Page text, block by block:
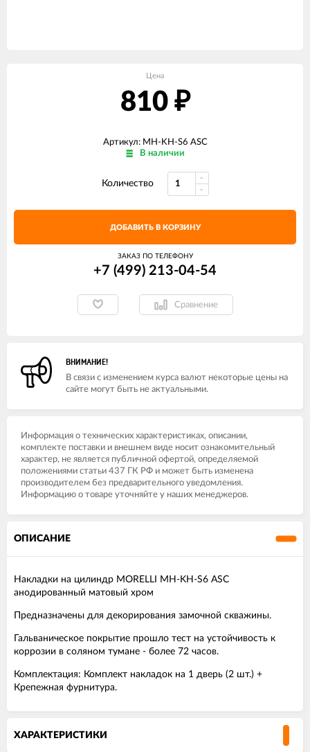
Цена
810 ₽
Артикул: MH-KH-S6 ASC
В наличии
Количество
ДОБАВИТЬ В КОРЗИНУ
ЗАКАЗ ПО ТЕЛЕФОНУ
+7 (499) 213-04-54​
Сравнение
ВНИМАНИЕ!
В связи с изменением курса валют некоторые цены на
сайте могут быть не актуальными.
Информация о технических характеристиках, описании,
комплекте поставки и внешнем виде носит ознакомительный
характер, не является публичной офертой, определяемой
положениями статьи 437 ГК РФ и может быть изменена
производителем без предварительного уведомления.
Информацию о товаре уточняйте у наших менеджеров.
ОПИСАНИЕ
Накладки на цилиндр MORELLI MH-KH-S6 ASC
анодированный матовый хром
Предназначены для декорирования замочной скважины.
Гальваническое покрытие прошло тест на устойчивость к
коррозии в соляном тумане - более 72 часов.
Комплектация: Комплект накладок на 1 дверь (2 шт.) +
Крепежная фурнитура.
ХАРАКТЕРИСТИКИ